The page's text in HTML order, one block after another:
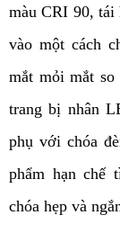
màu CRI 90, tái
vào một cách
mắt mỏi mắt
trang bị nhân
phụ với chóa
phẩm hạn chế
chóa hẹp và